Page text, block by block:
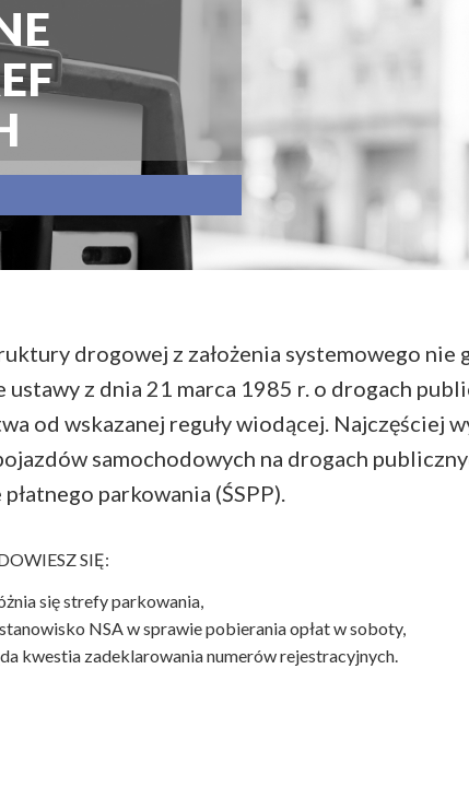
drogowej z założenia systemowego nie
z dnia 21 marca 1985 r. o drogach
od wskazanej reguły wiodącej. Najczęściej
samochodowych na drogach
parkowania (ŚSPP).
SIĘ:
się strefy parkowania,
NSA w sprawie pobierania opłat w soboty,
kwestia zadeklarowania numerów rejestracyjnych.